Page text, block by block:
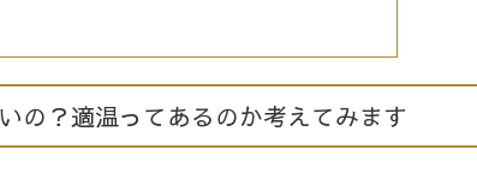
の？適温ってあるのか考えてみます